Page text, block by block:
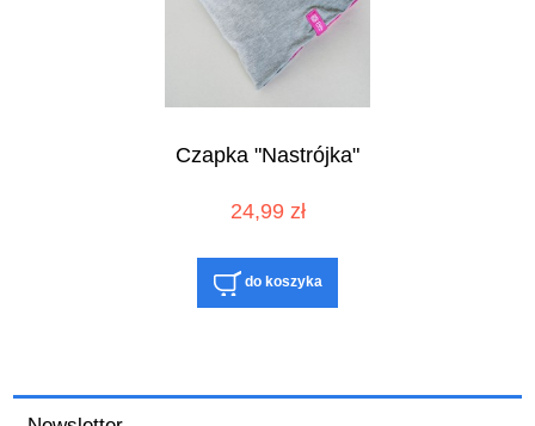
Czapka "Nastrójka"
24,99 zł
do koszyka